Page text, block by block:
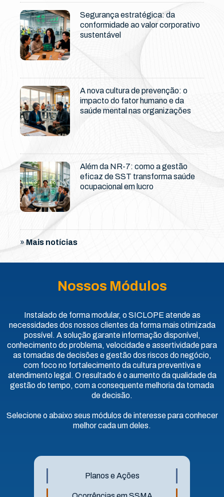
Segurança estratégica: da
conformidade ao valor corporativo
sustentável
A nova cultura de prevenção: o
impacto do fator humano e da
saúde mental nas organizações
Além da NR-7: como a gestão
eficaz de SST transforma saúde
ocupacional em lucro
» Mais notícias
Nossos Módulos
Instalado de forma modular, o SICLOPE atende as
necessidades dos nossos clientes da forma mais otimizada
possível. A solução garante informação disponível,
conhecimento do problema, velocidade e assertividade para
as tomadas de decisões e gestão dos riscos do negócio,
com foco no fortalecimento da cultura preventiva e
atendimento legal. O resultado é o aumento da qualidade da
gestão do tempo, com a consequente melhoria da tomada
de decisão.
Selecione o abaixo seus módulos de interesse para conhecer
melhor cada um deles.
Planos e Ações